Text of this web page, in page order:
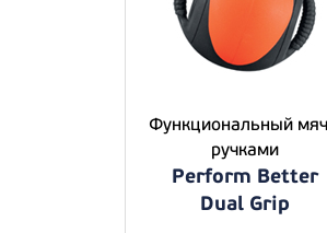
Функциональный
ручками
Perform Better
Dual Grip